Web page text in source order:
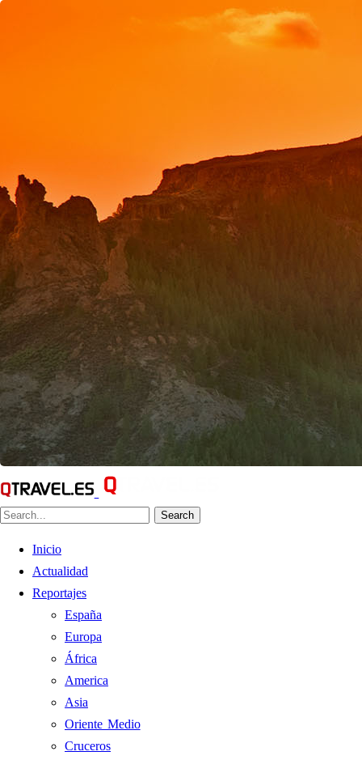
Search
Inicio
Actualidad
Reportajes
España
Europa
África
America
Asia
Oriente Medio
Cruceros